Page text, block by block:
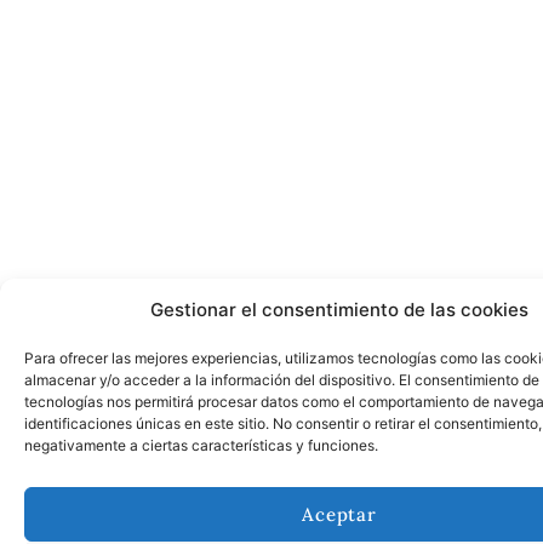
Gestionar el consentimiento de las cookies
Para ofrecer las mejores experiencias, utilizamos tecnologías como las
almacenar y/o acceder a la información del dispositivo. El consentimiento de
tecnologías nos permitirá procesar datos como el comportamiento de
identificaciones únicas en este sitio. No consentir o retirar el
negativamente a ciertas características y funciones.
Aceptar